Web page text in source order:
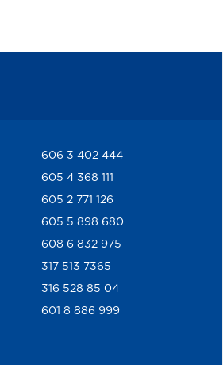
606 3 402 444
605 4 368 111
605 2 771 126
605 5 898 680
608 6 832 975
317 513 7365
316 528 85 04
601 8 886 999